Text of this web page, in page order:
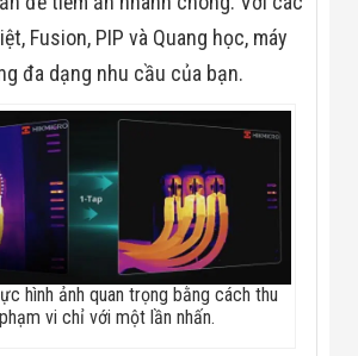
Fusion, PIP và Quang học, máy
đa dạng nhu cầu của bạn.
hình ảnh quan trọng bằng cách thu
vi chỉ với một lần nhấn.